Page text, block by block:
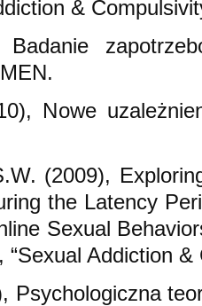
&
Nowe
(2009),
the Latency
Sexual
“Sexual Addiction
Psychologiczna